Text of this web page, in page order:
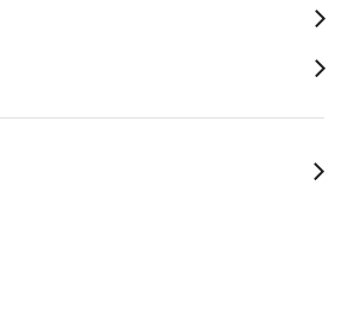
オーディオおよびIVIシ
タシステムとの統合も